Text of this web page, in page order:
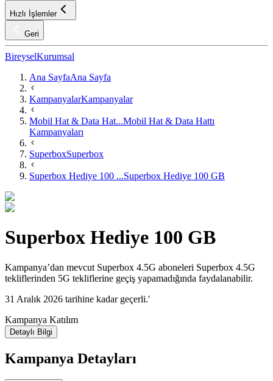
Hızlı İşlemler
Geri
BireyselKurumsal
Ana SayfaAna Sayfa
KampanyalarKampanyalar
Mobil Hat & Data Hat...Mobil Hat & Data Hattı
Kampanyaları
SuperboxSuperbox
Superbox Hediye 100 ...Superbox Hediye 100 GB
Superbox Hediye 100 GB
Kampanya’dan mevcut Superbox 4.5G aboneleri Superbox 4.5G
tekliflerinden 5G tekliflerine geçiş yapamadığında faydalanabilir.​
31 Aralık 2026 tarihine kadar geçerli.'
Kampanya Katılım
Detaylı Bilgi
Kampanya Detayları